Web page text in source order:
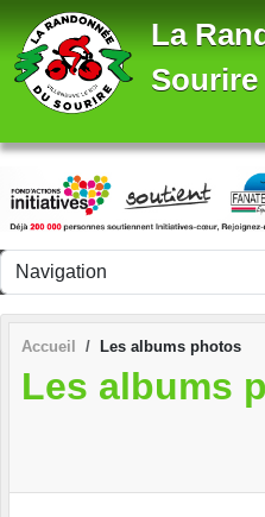
La
Sourire
Accueil Les albums photos
Les albums
Panneau de gestion des cookies